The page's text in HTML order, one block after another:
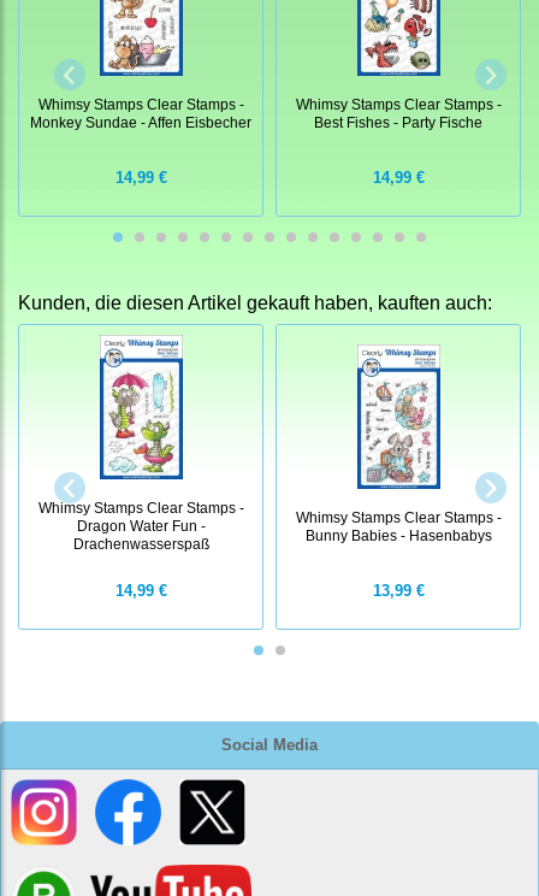
Social Media
Whimsy Stamps Clear Stamps -
Monkey Sundae - Affen Eisbecher
14,99 €
Whimsy Stamps Clear Stamps -
Best Fishes - Party Fische
14,99 €
Kunden, die diesen Artikel gekauft haben, kauften auch:
Whimsy Stamps Clear Stamps -
Dragon Water Fun -
Drachenwasserspaß
14,99 €
Whimsy Stamps Clear Stamps -
Bunny Babies - Hasenbabys
13,99 €